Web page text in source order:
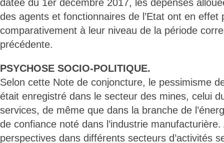
datée du 1er décembre 2017, les dépenses
des agents et fonctionnaires de l’Etat ont en effet
comparativement à leur niveau de la période
précédente.
PSYCHOSE SOCIO-POLITIQUE.
Selon cette Note de conjoncture, le pessimisme
était enregistré dans le secteur des mines, celui
services, de même que dans la branche de
de confiance noté dans l’industrie manufacturière.
perspectives dans différents secteurs d’activités